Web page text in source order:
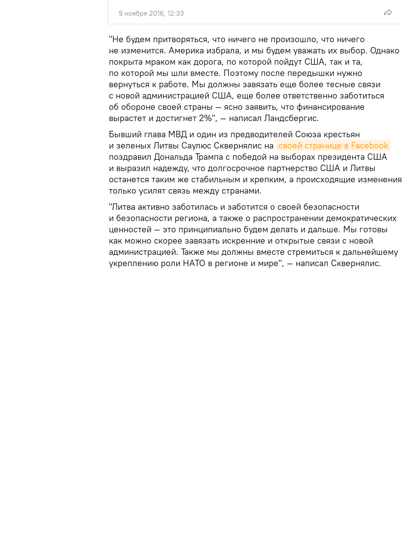
9 ноября 2016, 12:33
"Не будем притворяться, что ничего не произошло, что ничего
не изменится. Америка избрала, и мы будем уважать их выбор. Однако
покрыта мраком как дорога, по которой пойдут США, так и та,
по которой мы шли вместе. Поэтому после передышки нужно
вернуться к работе. Мы должны завязать еще более тесные связи
с новой администрацией США, еще более ответственно заботиться
об обороне своей страны — ясно заявить, что финансирование
вырастет и достигнет 2%", — написал Ландсбергис.
Бывший глава МВД и один из предводителей Союза крестьян
и зеленых Литвы Саулюс Сквернялис на своей странице в Facebook
поздравил Дональда Трампа с победой на выборах президента США
и выразил надежду, что долгосрочное партнерство США и Литвы
останется таким же стабильным и крепким, а происходящие изменения
только усилят связь между странами.
"Литва активно заботилась и заботится о своей безопасности
и безопасности региона, а также о распространении демократических
ценностей — это принципиально будем делать и дальше. Мы готовы
как можно скорее завязать искренние и открытые связи с новой
администрацией. Также мы должны вместе стремиться к дальнейшему
укреплению роли НАТО в регионе и мире", — написал Сквернялис.